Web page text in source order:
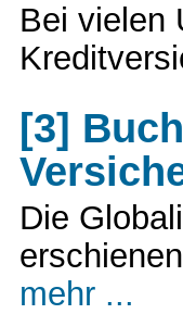
Bei vielen
[3]
Die
mehr ...